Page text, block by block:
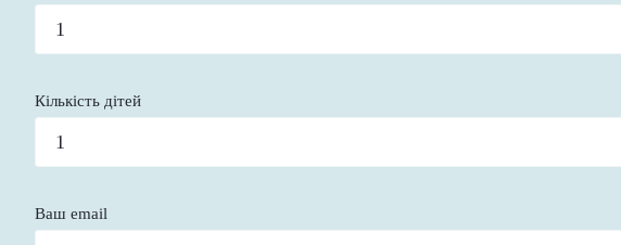
Кількість дітей
Ваш email